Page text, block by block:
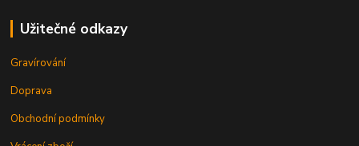
Užitečné odkazy
Gravírování
Doprava
Obchodní podmínky